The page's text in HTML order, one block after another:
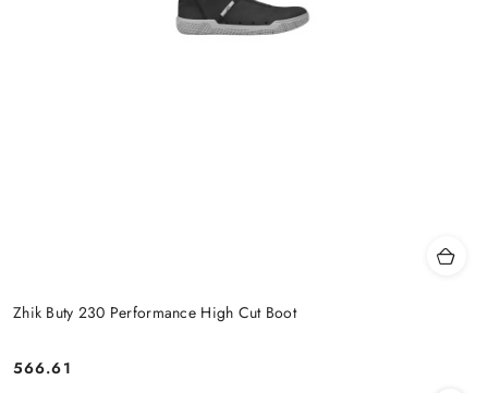
Zhik Buty 230 Performance High Cut Boot
Cena:
566.61